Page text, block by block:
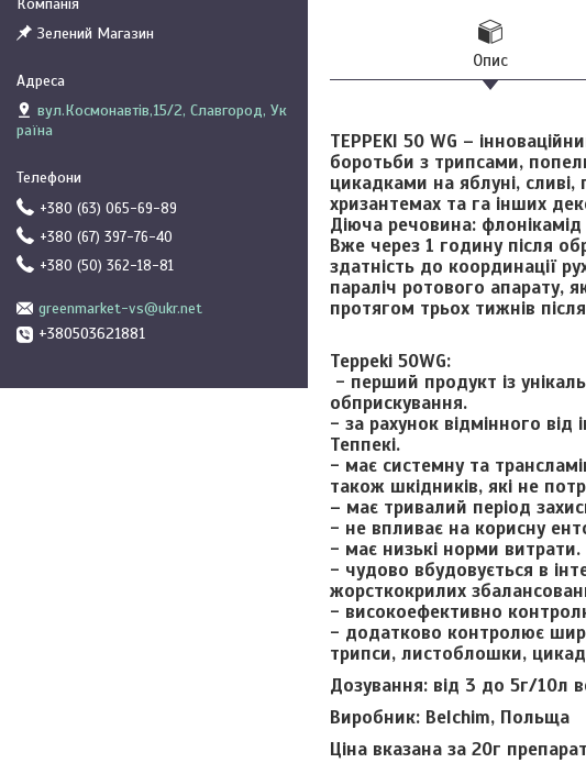
Опис
TEPPEKI 50 WG –
боротьби з трипсами,
цикадками на яблуні, сливі,
хризантемах та га інших
Діюча речовина:
Вже через 1 годину після
здатність до координації
параліч ротового апарату,
протягом трьох тижнів
Teppeki 50WG:
- перший продукт із
обприскування.
- за рахунок відмінного від
Теппекі.
- має системну та
також шкідників, які не
– має тривалий період
- не впливає на корисну
- має низькі норми
- чудово вбудовується в
жорсткокрилих
- високоефективно
- додатково контролює
трипси, листоблошки,
Дозування: від 3 до 5г/10л
Виробник: Belchim, Польща
Ціна вказана за 20г
Зелений Магазин
вул.Космонавтів,15/2, Славгород, Ук
раїна
+380 (63) 065-69-89
+380 (67) 397-76-40
+380 (50) 362-18-81
greenmarket-vs@ukr.net
+380503621881